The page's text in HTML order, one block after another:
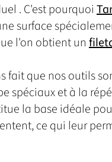
. C'est pourquoi
surface
l'on obtient un
fait que nos outils
spéciaux et à la
la base idéale
ce qui leur